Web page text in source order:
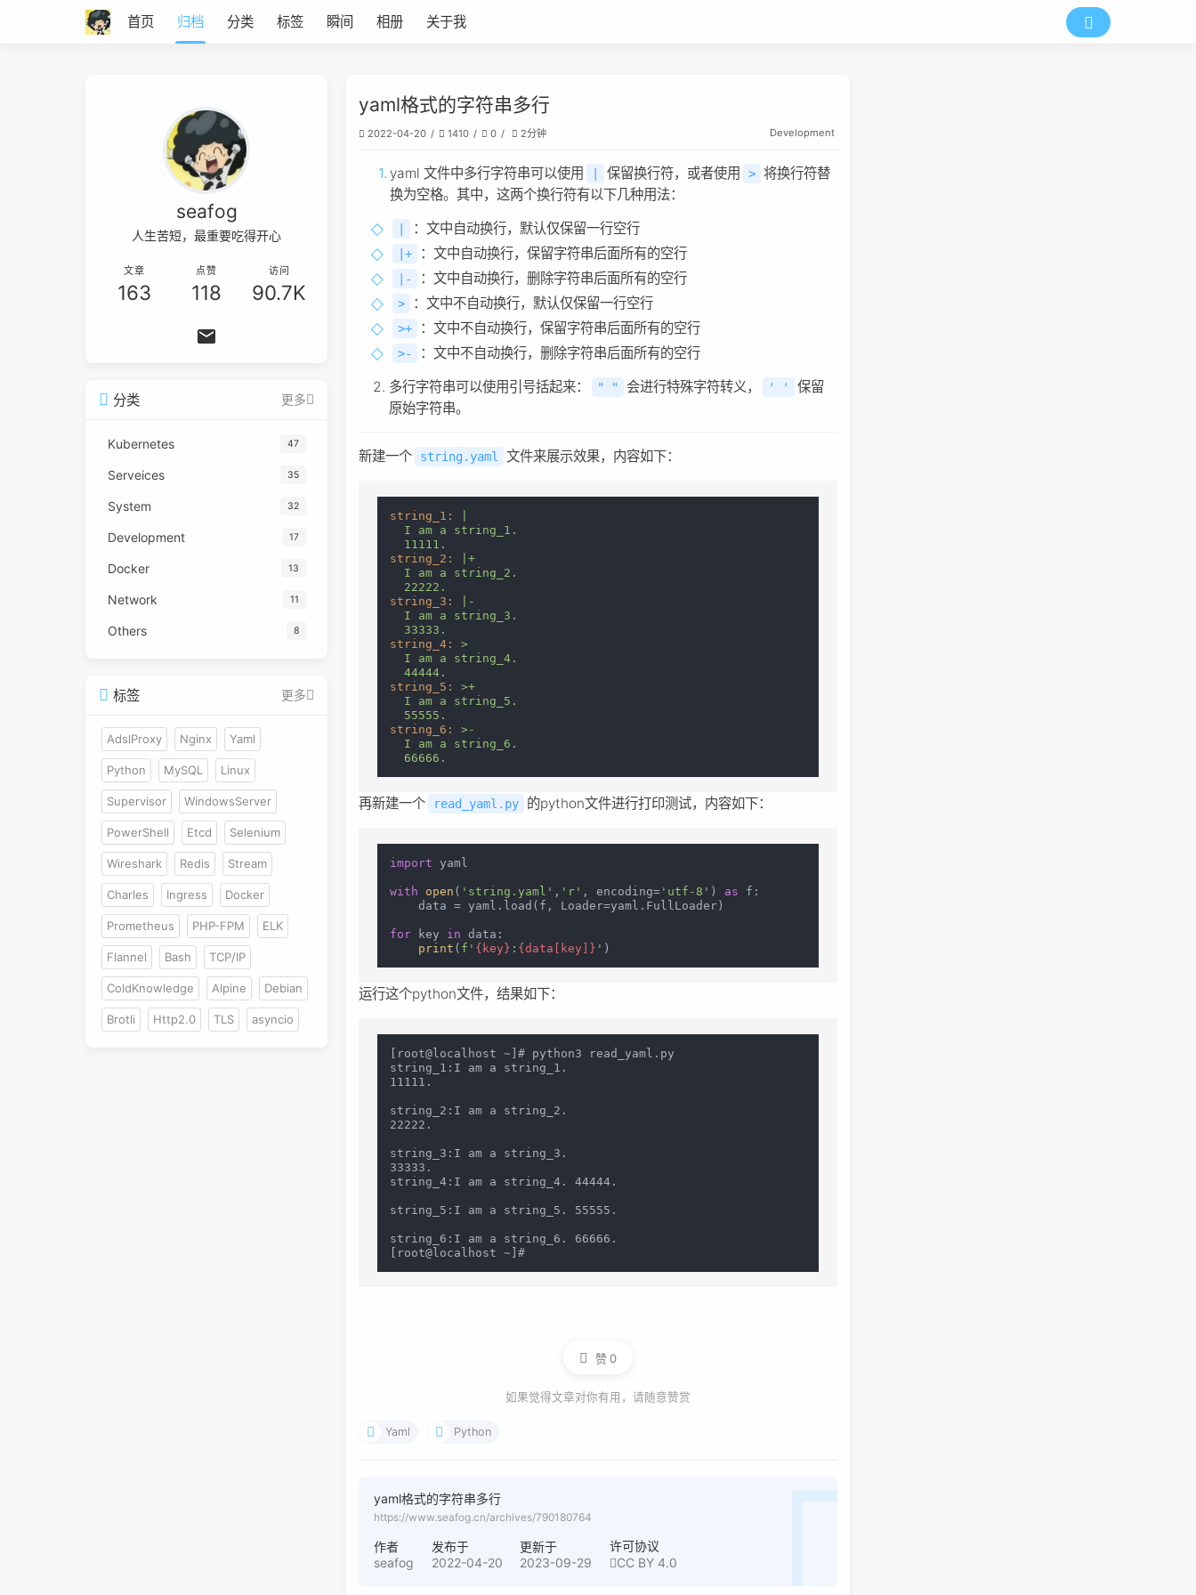
首页 归档 分类 标签 瞬间 相册 关于我
yaml格式的字符串多行
2022-04-20 1410 0 2分钟 Development
yaml 文件中多行字符串可以使用 保留换行符，或者使用 > 将换行符替
换为空格。其中，这两个换行符有以下几种用法：
：文中自动换行，默认仅保留一行空行
|+ ：文中自动换行，保留字符串后面所有的空行
|- ：文中自动换行，删除字符串后面所有的空行
> ：文中不自动换行，默认仅保留一行空行
>+ ：文中不自动换行，保留字符串后面所有的空行
>-
：文中不自动换行，删除字符串后面所有的空行
多行字符串可以使用引号括起来：
" " 会进行特殊字符转义， ' '
保留
原始字符串。
新建一个 string.yaml 文件来展示效果，内容如下：
string_1:
  I am a string_1.
string_2:
|+
  I am a string_2.
string_3:
|-
  I am a string_3.
string_4:
>
  I am a string_4.
string_5:
>+
  I am a string_5.
string_6:
>-
  I am a string_6.
再新建一个 read_yaml.py 的python文件进行打印测试，内容如下：
import yaml
with
open( 'string.yaml' , 'r' , encoding='utf-8' ) as f:
    data = yaml.load(f, Loader=yaml.FullLoader)
for key in data:
print(f' {key} : {data[key]} '
运行这个python文件，结果如下：
[root@localhost ~]# python3 read_yaml.py
string_1:I am a string_1.
11111.
string_2:I am a string_2.
22222.
string_3:I am a string_3.
33333.
string_4:I am a string_4. 44444.
string_5:I am a string_5. 55555.
string_6:I am a string_6. 66666.
[root@localhost ~]#
赞0
如果觉得文章对你有用，请随意赞赏
Yaml Python
yaml格式的字符串多行
https://www.seafog.cn/archives/790180764
作者
seafog
发布于
2022-04-20
更新于
2023-09-29
许可协议
CC BY 4.0
seafog
人生苦短，最重要吃得开心
文章
163
点赞
118
访问
90.7K
分类 更多
Kubernetes 47
Serveices 35
System 32
Development 17
Docker 13
Network 11
Others 8
标签 更多
AdslProxy Nginx Yaml
Python MySQL Linux
Supervisor WindowsServer
PowerShell Etcd Selenium
Wireshark Redis Stream
Charles Ingress Docker
Prometheus PHP-FPM ELK
Flannel Bash TCP/IP
ColdKnowledge Alpine Debian
Brotli Http2.0 TLS asyncio